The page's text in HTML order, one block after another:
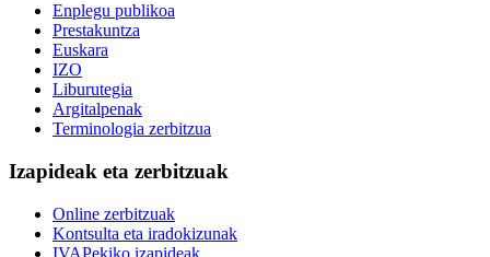
Enplegu publikoa
Prestakuntza
Euskara
IZO
Liburutegia
Argitalpenak
Terminologia zerbitzua
Izapideak eta zerbitzuak
Online zerbitzuak
Kontsulta eta iradokizunak
IVAPekiko izapideak